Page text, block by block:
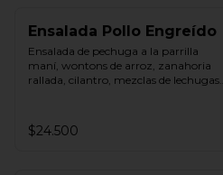
Ensalada Pollo Engreído
Ensalada de pechuga a la parrilla
maní, wontons de arroz, zanahoria
rallada, cilantro, mezclas de lechugas,
$24.500